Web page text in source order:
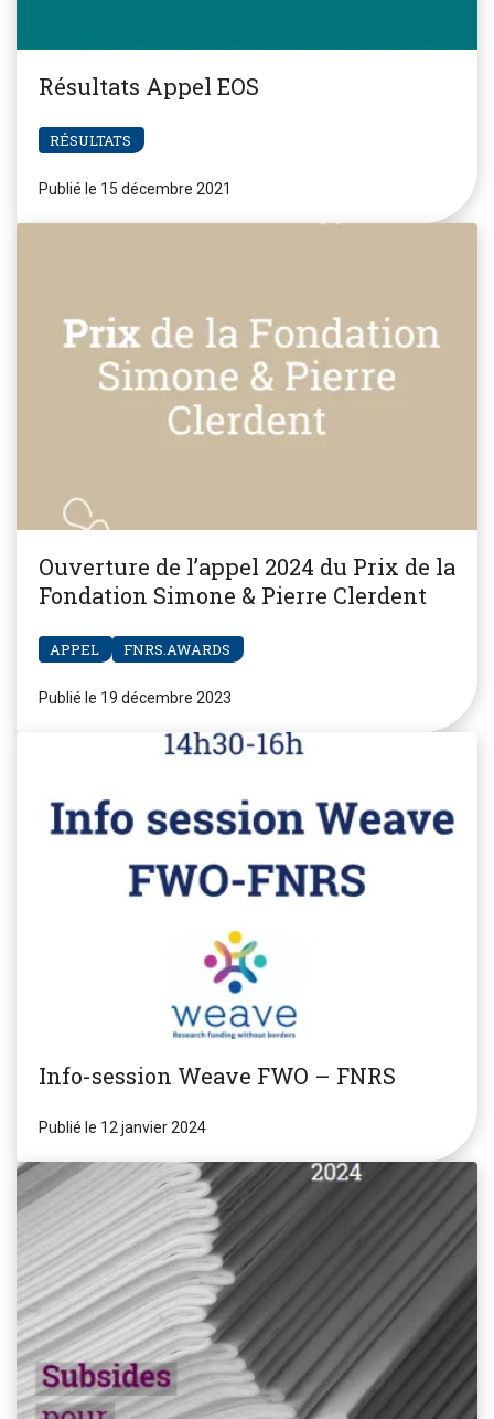
Résultats Appel EOS
RÉSULTATS
Publié le 15 décembre 2021
Ouverture de l’appel 2024 du Prix de la
Fondation Simone & Pierre Clerdent
APPEL FNRS.AWARDS
Publié le 19 décembre 2023
Info-session Weave FWO – FNRS
Publié le 12 janvier 2024